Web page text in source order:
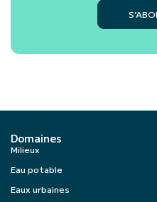
Domaines
Milieux
Eau potable
Eaux urbaines